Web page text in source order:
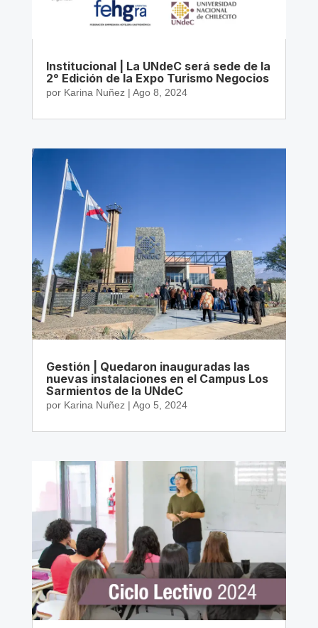
Institucional | La UNdeC será sede de la
2° Edición de la Expo Turismo Negocios
por Karina Nuñez| Ago 8, 2024
Gestión | Quedaron inauguradas las
nuevas instalaciones en el Campus Los
Sarmientos de la UNdeC
por Karina Nuñez| Ago 5, 2024